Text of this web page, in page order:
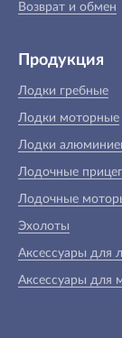
Возврат и обмен
Продукция
Лодки гребные
Лодки моторные
Лодки
Лодочные
Лодочные
Эхолоты
Аксессуары для
Аксессуары для